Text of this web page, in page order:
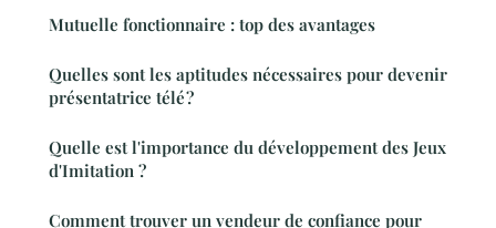
Mutuelle fonctionnaire : top des avantages
Quelles sont les aptitudes nécessaires pour devenir
présentatrice télé ?
Quelle est l'importance du développement des Jeux
d'Imitation ?
Comment trouver un vendeur de confiance pour